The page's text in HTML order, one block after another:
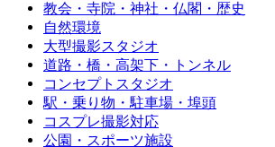
教会・寺院・神社・仏閣・歴史
自然環境
大型撮影スタジオ
道路・橋・高架下・トンネル
コンセプトスタジオ
駅・乗り物・駐車場・埠頭
コスプレ撮影対応
公園・スポーツ施設